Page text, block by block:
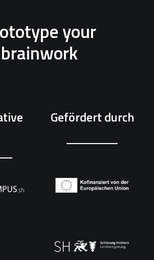
your
brainwork
Gefördert durch